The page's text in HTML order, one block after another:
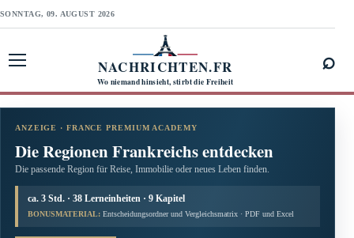
SONNTAG, 09. AUGUST 2026
NACHRICHTEN.FR
Wo niemand hinsieht, stirbt die Freiheit
⌕
ANZEIGE · FRANCE PREMIUM ACADEMY
Die Regionen Frankreichs entdecken
Die passende Region für Reise, Immobilie oder neues Leben finden.
ca. 3 Std. · 38 Lerneinheiten · 9 Kapitel
BONUSMATERIAL: Entscheidungsordner und Vergleichsmatrix · PDF und Excel